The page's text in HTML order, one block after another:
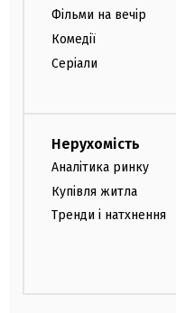
Фільми на вечір
Комедії
Серіали
Нерухомість
Аналітика ринку
Купівля житла
Тренди і натхнення